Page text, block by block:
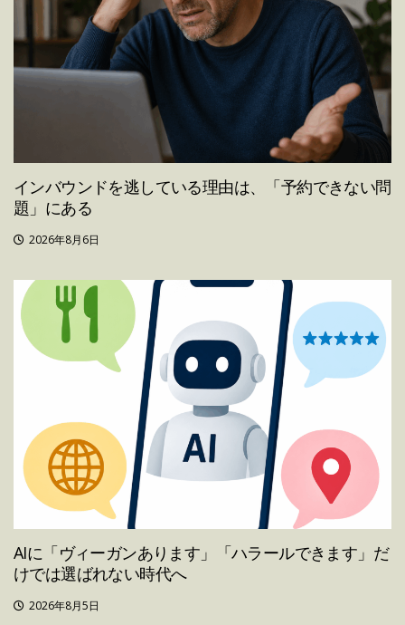
インバウンドを逃している理由は、「予約できない問
題」にある
2026年8月6日
AIに「ヴィーガンあります」「ハラールできます」だ
けでは選ばれない時代へ
2026年8月5日